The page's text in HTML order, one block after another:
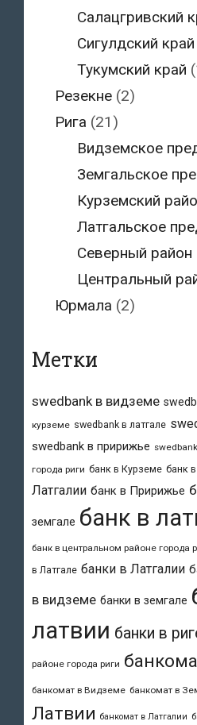
Салацгривский
Сигулдский край
Тукумский край
Резекне(2)
Рига (21)
Видземское
Земгальское
Курземский
Латгальское
Северный район
Центральный
Юрмала (2)
Метки
swedbank в видземе
курземе swedbank в латгале
swedbank в пририжье
города риги банк в Курземе банк
Латгалии банк в Пририжье
земгале банк в
банк в центральном районе города
в Латгале банки в Латгалии
в видземе банки в земгале
латвии банки в
районе города риги
банкомат в Видземе банкомат в
Латвии банкомат в Латгалии